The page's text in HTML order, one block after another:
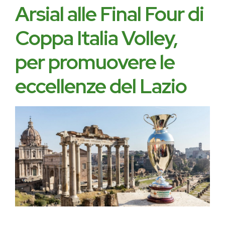
Arsial alle Final Four di
Coppa Italia Volley,
per promuovere le
eccellenze del Lazio